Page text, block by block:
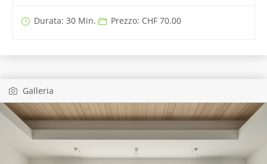
Durata: 30 Min. Prezzo: CHF 70.00
Galleria